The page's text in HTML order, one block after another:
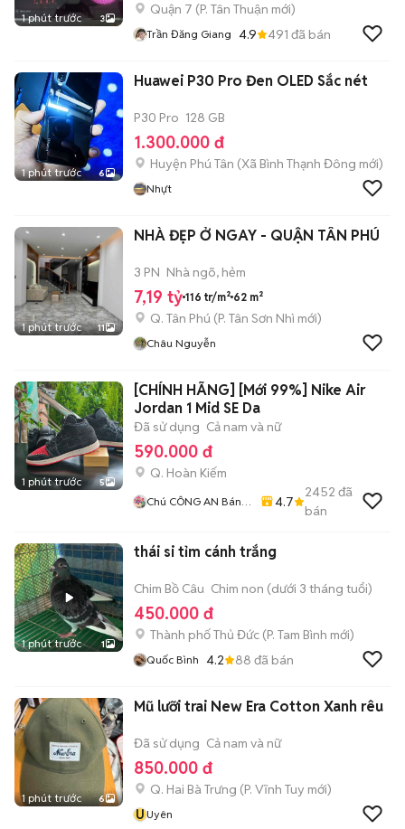
1 phút trước 3
Quận 7 (P. Tân Thuận mới)
Trần Đăng Giang 4.9 491 đã bán
1 phút trước 6
Huawei P30 Pro Đen OLED Sắc nét
P30 Pro 128 GB
1.300.000 đ
Huyện Phú Tân (Xã Bình Thạnh Đông mới)
Nhựt
1 phút trước 11
NHÀ ĐẸP Ở NGAY - QUẬN TÂN PHÚ
3 PN Nhà ngõ, hẻm
7,19 tỷ 116 tr/m² 62 m²
Q. Tân Phú (P. Tân Sơn Nhì mới)
Châu Nguyễn
1 phút trước 5
[CHÍNH HÃNG] [Mới 99%] Nike Air
Jordan 1 Mid SE Da
Đã sử dụng Cả nam và nữ
590.000 đ
Q. Hoàn Kiếm
Chú CÔNG AN Bán
4.7
2452 đã
bán
1 phút trước 1
thái si tỉm cánh trắng
Chim Bồ Câu Chim non (dưới 3 tháng tuổi)
450.000 đ
Thành phố Thủ Đức (P. Tam Bình mới)
Quốc Bình 4.2 88 đã bán
1 phút trước 6
Mũ lưỡi trai New Era Cotton Xanh rêu
Đã sử dụng Cả nam và nữ
850.000 đ
Q. Hai Bà Trưng (P. Vĩnh Tuy mới)
UUyên